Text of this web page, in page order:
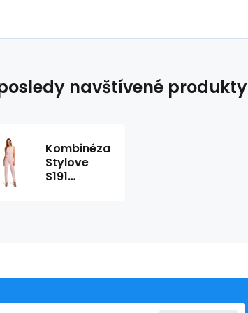
navštívené produkty
Kombinéza
Stylove
S191